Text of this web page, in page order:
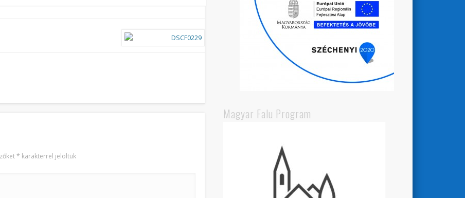
* karakterrel jelöltük
Magyar Falu Program